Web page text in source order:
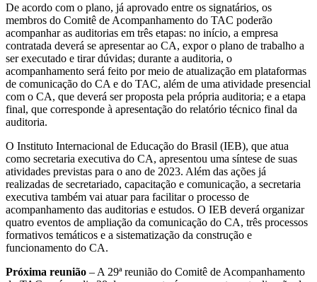
De acordo com o plano, já aprovado entre os signatários, os
membros do Comitê de Acompanhamento do TAC poderão
acompanhar as auditorias em três etapas: no início, a empresa
contratada deverá se apresentar ao CA, expor o plano de trabalho a
ser executado e tirar dúvidas; durante a auditoria, o
acompanhamento será feito por meio de atualização em plataformas
de comunicação do CA e do TAC, além de uma atividade presencial
com o CA, que deverá ser proposta pela própria auditoria; e a etapa
final, que corresponde à apresentação do relatório técnico final da
auditoria.
O Instituto Internacional de Educação do Brasil (IEB), que atua
como secretaria executiva do CA, apresentou uma síntese de suas
atividades previstas para o ano de 2023. Além das ações já
realizadas de secretariado, capacitação e comunicação, a secretaria
executiva também vai atuar para facilitar o processo de
acompanhamento das auditorias e estudos. O IEB deverá organizar
quatro eventos de ampliação da comunicação do CA, três processos
formativos temáticos e a sistematização da construção e
funcionamento do CA.
Próxima reunião – A 29ª reunião do Comitê de Acompanhamento